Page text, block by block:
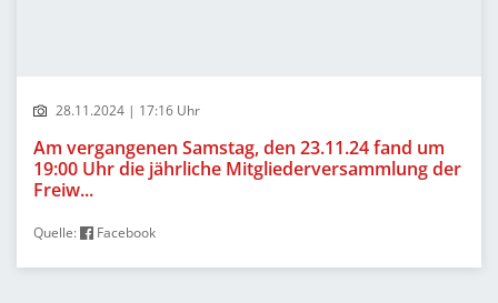
28.11.2024 | 17:16 Uhr
Am vergangenen Samstag, den 23.11.24 fand um
19:00 Uhr die jährliche Mitgliederversammlung der
Freiw...
Quelle: Facebook